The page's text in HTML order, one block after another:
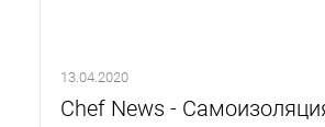
13.04.2020
Chef News -